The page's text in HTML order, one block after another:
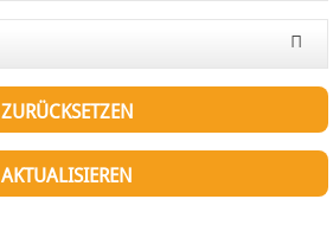
ZURÜCKSETZEN
AKTUALISIEREN